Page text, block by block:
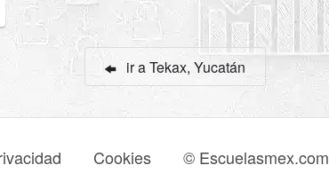
ir a Tekax, Yucatán
Cookies © Escuelasmex.com